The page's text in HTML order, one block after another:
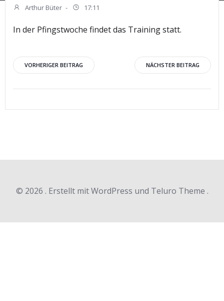
Arthur Büter - 17:11
In der Pfingstwoche findet das Training statt.
Beitragsnavigation
VORHERIGER BEITRAG NÄCHSTER BEITRAG
© 2026 . Erstellt mit WordPress und Teluro Theme .